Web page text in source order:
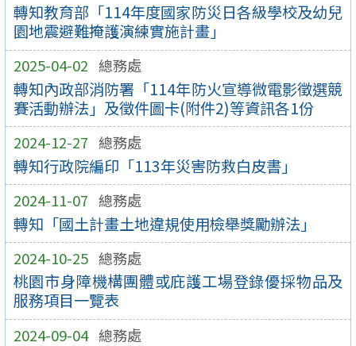
轉知教育部「114年度國家防災日各級學校及幼兒
園地震避難掩護演練實施計畫」
2025-04-02 總務處
轉知內政部消防署「114年防火宣導微電影徵選競
賽活動辦法」及徵件圖卡(附件2)等資訊各1份
2024-12-27 總務處
轉知行政院編印「113年災害防救白皮書」
2024-11-07 總務處
轉知「國土計畫土地違規使用檢舉獎勵辦法」
2024-10-25 總務處
桃園市身障機構團體或庇護工場登錄優採物品及
服務項目一覽表
2024-09-04 總務處